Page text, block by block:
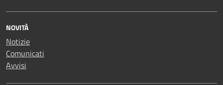
NOVITÀ
Notizie
Comunicati
Avvisi